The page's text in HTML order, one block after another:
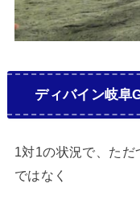
ディバイン岐阜
1対1の状況で、た
ではなく